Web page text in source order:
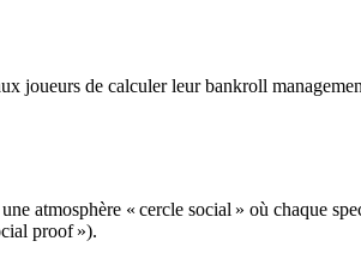
joueurs de calculer leur bankroll
atmosphère « cercle social » où chaque
proof »).